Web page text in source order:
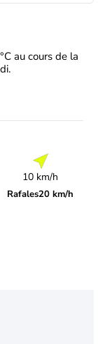
au cours de la
10 km/h
Rafales20 km/h